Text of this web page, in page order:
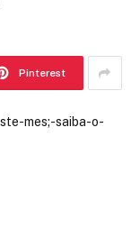
Pinterest